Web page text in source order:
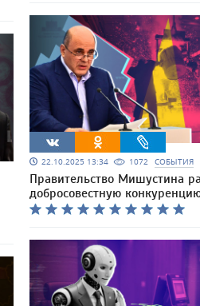
22.10.2025 13:34 1072 СОБЫТИЯ
Правительство Мишустина
добросовестную